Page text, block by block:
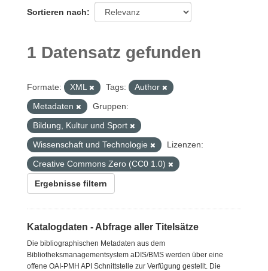
Sortieren nach
1 Datensatz gefunden
Formate: XML Tags:
Author
Metadaten
Gruppen:
Bildung, Kultur und Sport
Wissenschaft und Technologie
Lizenzen:
Creative Commons Zero (CC0 1.0)
Ergebnisse filtern
Katalogdaten - Abfrage aller Titelsätze
Die bibliographischen Metadaten aus dem
Bibliotheksmanagementsystem aDIS/BMS werden über eine
offene OAI-PMH API Schnittstelle zur Verfügung gestellt. Die